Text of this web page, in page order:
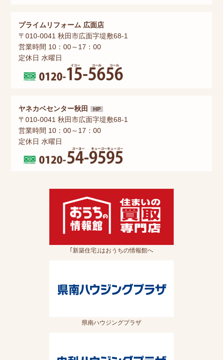
プライムリフォーム 広面店
〒010-0041 秋田市広面字堤敷68-1
営業時間 10：00～17：00
定休日 水曜日
ヤネカベセンター秋田 HP
〒010-0041 秋田市広面字堤敷68-1
営業時間 10：00～17：00
定休日 水曜日
｢新築住宅｣はおうちの情報館へ
県南ハウジングプラザ